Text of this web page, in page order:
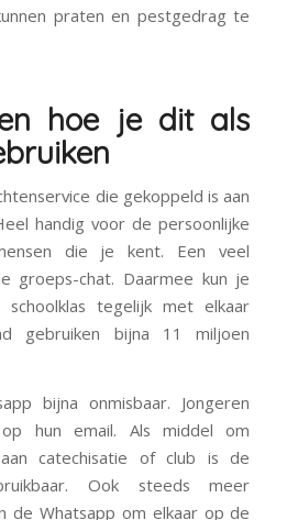
praten en pestgedrag te
hoe je dit als
die gekoppeld is aan
handig voor de persoonlijke
die je kent. Een veel
groeps-chat. Daarmee kun je
tegelijk met elkaar
gebruiken bijna 11 miljoen
bijna onmisbaar. Jongeren
hun email. Als middel om
catechisatie of club is de
Ook steeds
meer
de Whatsapp om elkaar op de